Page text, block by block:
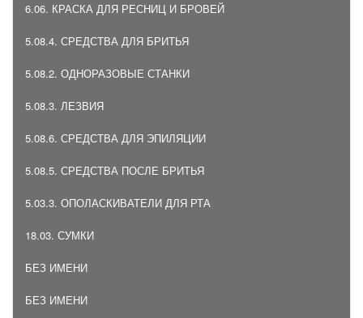
6.06. КРАСКА ДЛЯ РЕСНИЦ И БРОВЕЙ
5.08.4. СРЕДСТВА ДЛЯ БРИТЬЯ
5.08.2. ОДНОРАЗОВЫЕ СТАНКИ
5.08.3. ЛЕЗВИЯ
5.08.6. СРЕДСТВА ДЛЯ ЭПИЛЯЦИИ
5.08.5. СРЕДСТВА ПОСЛЕ БРИТЬЯ
5.03.3. ОПОЛАСКИВАТЕЛИ ДЛЯ РТА
18.03. СУМКИ
БЕЗ ИМЕНИ
БЕЗ ИМЕНИ